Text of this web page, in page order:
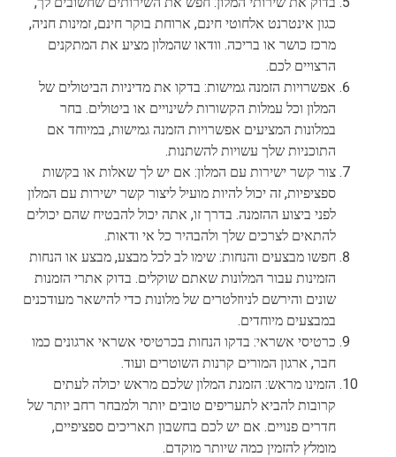
כגון אינטרנט אלחוטי חינם, ארוחת בוקר חינם, זמינות חניה,
מרכז כושר או בריכה. וודאו שהמלון מציע את המתקנים
הרצויים לכם.
אפשרויות הזמנה גמישות: בדקו את מדיניות הביטולים של
המלון וכל עמלות הקשורות לשינויים או ביטולים. בחר
במלונות המציעים אפשרויות הזמנה גמישות, במיוחד אם
התוכניות שלך עשויות להשתנות.
צור קשר ישירות עם המלון: אם יש לך שאלות או בקשות
ספציפיות, זה יכול להיות מועיל ליצור קשר ישירות עם המלון
לפני ביצוע ההזמנה. בדרך זו, אתה יכול להבטיח שהם יכולים
להתאים לצרכים שלך ולהבהיר כל אי ודאות.
חפשו מבצעים והנחות: שימו לב לכל מבצע, מבצע או הנחות
הזמינות עבור המלונות שאתם שוקלים. בדוק אתרי הזמנות
שונים והירשם לניוזלטרים של מלונות כדי להישאר מעודכנים
במבצעים מיוחדים.
כרטיסי אשראי: בדקו הנחות בכרטיסי אשראי ארגונים כמו
חבר, ארגון המורים קרנות השוטרים ועוד.
הזמינו מראש: הזמנת המלון שלכם מראש יכולה לעתים
קרובות להביא לתעריפים טובים יותר ולמבחר רחב יותר של
חדרים פנויים. אם יש לכם בחשבון תאריכים ספציפיים,
מומלץ להזמין כמה שיותר מוקדם.